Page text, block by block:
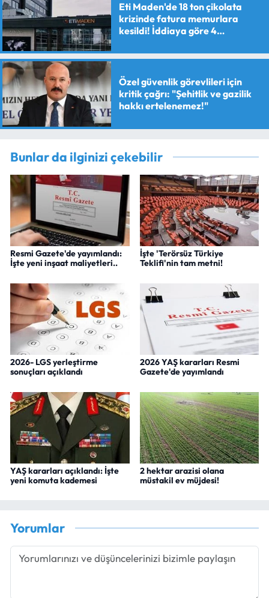
Eti Maden'de 18 ton çikolata
krizinde fatura memurlara
kesildi! İddiaya göre 4
verildi
Özel güvenlik görevlileri için
kritik çağrı: "Şehitlik ve gazilik
hakkı ertelenemez!"
Bunlar da ilginizi çekebilir
Resmi Gazete'de yayımlandı:
İşte yeni inşaat maliyetleri..
İşte 'Terörsüz Türkiye
Teklifi'nin tam metni!
2026- LGS yerleştirme
sonuçları açıklandı
2026 YAŞ kararları Resmi
Gazete'de yayımlandı
YAŞ kararları açıklandı: İşte
yeni komuta kademesi
2 hektar arazisi olana
müstakil ev müjdesi!
Yorumlar